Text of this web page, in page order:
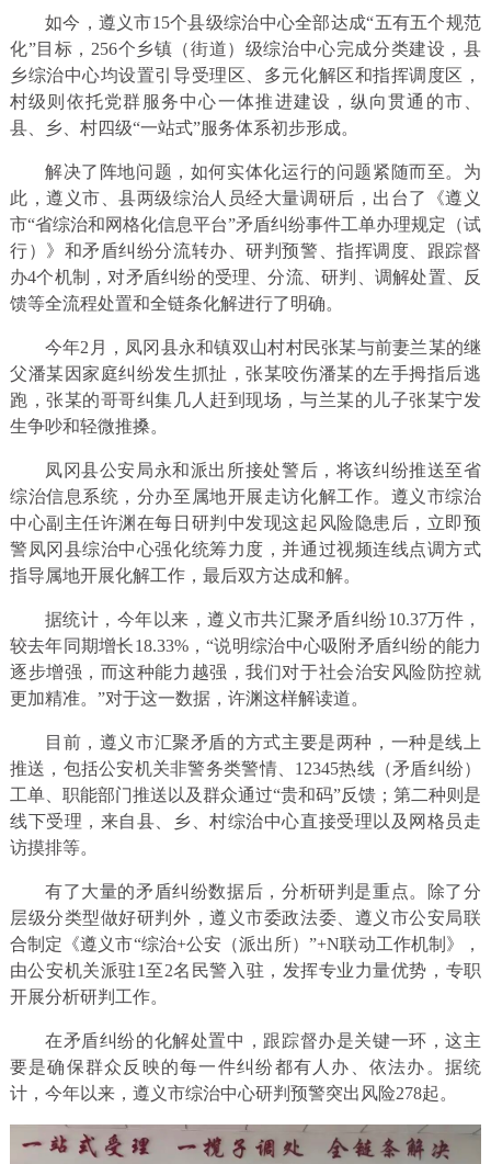
如今，遵义市15个县级综治中心全部达成“五有五个规范
化”目标，256个乡镇（街道）级综治中心完成分类建设，县
乡综治中心均设置引导受理区、多元化解区和指挥调度区，
村级则依托党群服务中心一体推进建设，纵向贯通的市、
县、乡、村四级“一站式”服务体系初步形成。
解决了阵地问题，如何实体化运行的问题紧随而至。为
此，遵义市、县两级综治人员经大量调研后，出台了《遵义
市“省综治和网格化信息平台”矛盾纠纷事件工单办理规定（试
行）》和矛盾纠纷分流转办、研判预警、指挥调度、跟踪督
办4个机制，对矛盾纠纷的受理、分流、研判、调解处置、反
馈等全流程处置和全链条化解进行了明确。
今年2月，凤冈县永和镇双山村村民张某与前妻兰某的继
父潘某因家庭纠纷发生抓扯，张某咬伤潘某的左手拇指后逃
跑，张某的哥哥纠集几人赶到现场，与兰某的儿子张某宁发
生争吵和轻微推搡。
凤冈县公安局永和派出所接处警后，将该纠纷推送至省
综治信息系统，分办至属地开展走访化解工作。遵义市综治
中心副主任许渊在每日研判中发现这起风险隐患后，立即预
警凤冈县综治中心强化统筹力度，并通过视频连线点调方式
指导属地开展化解工作，最后双方达成和解。
据统计，今年以来，遵义市共汇聚矛盾纠纷10.37万件，
较去年同期增长18.33%，“说明综治中心吸附矛盾纠纷的能力
逐步增强，而这种能力越强，我们对于社会治安风险防控就
更加精准。”对于这一数据，许渊这样解读道。
目前，遵义市汇聚矛盾的方式主要是两种，一种是线上
推送，包括公安机关非警务类警情、12345热线（矛盾纠纷）
工单、职能部门推送以及群众通过“贵和码”反馈；第二种则是
线下受理，来自县、乡、村综治中心直接受理以及网格员走
访摸排等。
有了大量的矛盾纠纷数据后，分析研判是重点。除了分
层级分类型做好研判外，遵义市委政法委、遵义市公安局联
合制定《遵义市“综治+公安（派出所）”+N联动工作机制》，
由公安机关派驻1至2名民警入驻，发挥专业力量优势，专职
开展分析研判工作。
在矛盾纠纷的化解处置中，跟踪督办是关键一环，这主
要是确保群众反映的每一件纠纷都有人办、依法办。据统
计，今年以来，遵义市综治中心研判预警突出风险278起。